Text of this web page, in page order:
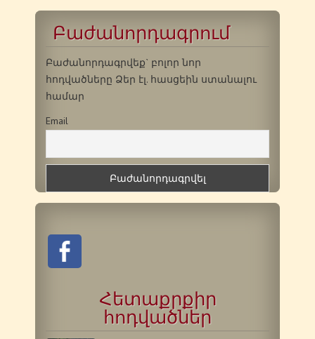
Բաժանորդագրում
Բաժանորդագրվեք` բոլոր նոր
հոդվածները Ձեր էլ. հասցեին ստանալու
համար
Email
Հետաքրքիր
հոդվածներ